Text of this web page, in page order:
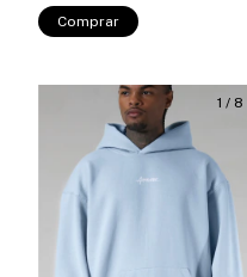
Comprar
1 / 8